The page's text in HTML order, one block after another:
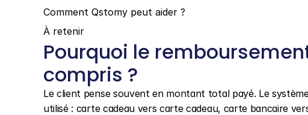
Comment Qstomy peut aider ?
À retenir
Pourquoi le
compris ?
Le client pense souvent en montant total payé. Le
utilisé : carte cadeau vers carte cadeau, carte bancaire